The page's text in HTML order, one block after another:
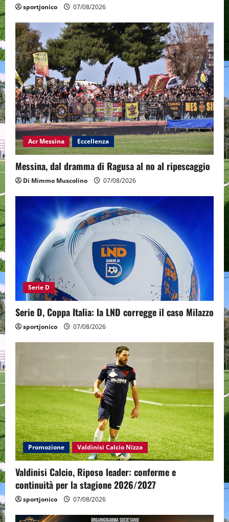
sportjonico 07/08/2026
Acr Messina Eccellenza
Messina, dal dramma di Ragusa al no al ripescaggio
Di Mimmo Muscolino 07/08/2026
Serie D
Serie D, Coppa Italia: la LND corregge il caso Milazzo
sportjonico 07/08/2026
Promozione Valdinisi Calcio Nizza
Valdinisi Calcio, Riposo leader: conferme e
continuità per la stagione 2026/2027
sportjonico 07/08/2026